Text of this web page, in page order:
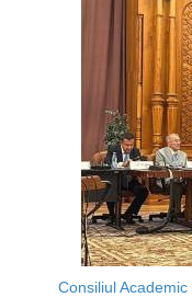
Consiliul